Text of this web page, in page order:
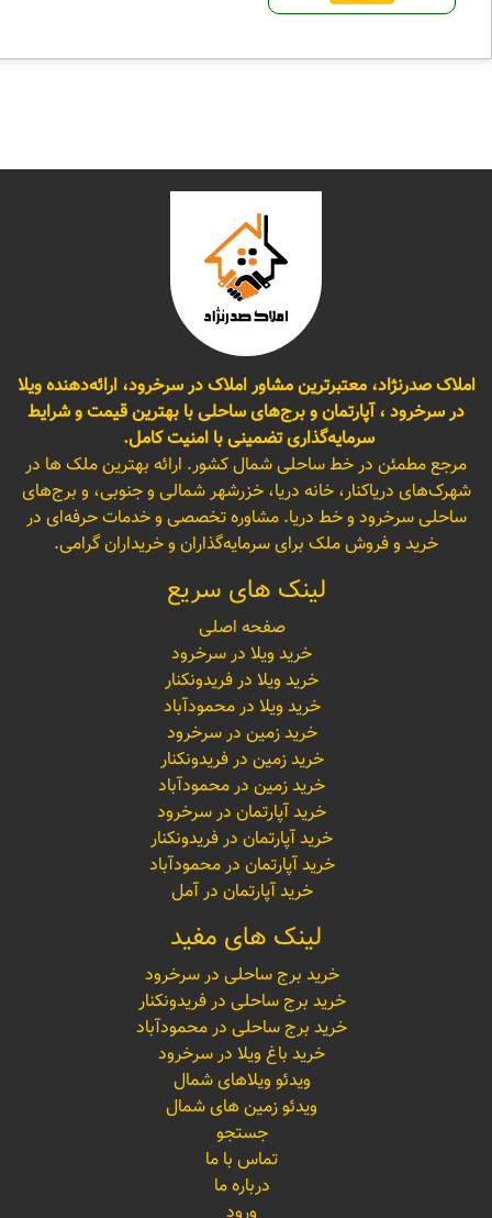
املاک صدرنژاد، معتبرترین مشاور املاک در سرخرود، ارائه‌دهنده ویلا
در سرخرود ، آپارتمان و برج‌های ساحلی با بهترین قیمت و شرایط
سرمایه‌گذاری تضمینی با امنیت کامل.
مرجع مطمئن در خط ساحلی شمال کشور. ارائه بهترین ملک ها در
شهرک‌های دریاکنار، خانه دریا، خزرشهر شمالی و جنوبی، و برج‌های
ساحلی سرخرود و خط دریا. مشاوره تخصصی و خدمات حرفه‌ای در
خرید و فروش ملک برای سرمایه‌گذاران و خریداران گرامی.
لینک های سریع
صفحه اصلی
خرید ویلا در سرخرود
خرید ویلا در فریدونکنار
خرید ویلا در محمودآباد
خرید زمین در سرخرود
خرید زمین در فریدونکنار
خرید زمین در محمودآباد
خرید آپارتمان در سرخرود
خرید آپارتمان در فریدونکنار
خرید آپارتمان در محمودآباد
خرید آپارتمان در آمل
لینک های مفید
خرید برج ساحلی در سرخرود
خرید برج ساحلی در فریدونکنار
خرید برج ساحلی در محمودآباد
خرید باغ ویلا در سرخرود
ویدئو ویلاهای شمال
ویدئو زمین های شمال
جستجو
تماس با ما
درباره ما